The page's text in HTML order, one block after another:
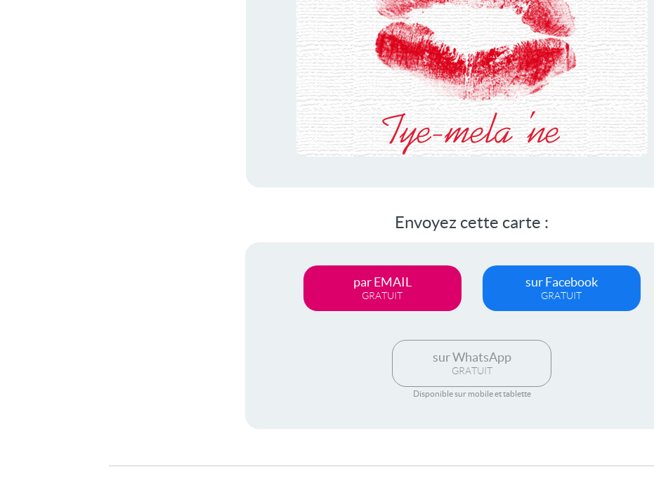
Envoyez cette carte :
par EMAIL
GRATUIT
sur Facebook
GRATUIT
sur WhatsApp
GRATUIT
Disponible sur mobile et tablette